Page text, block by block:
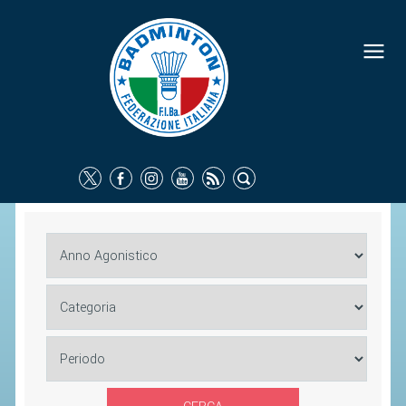
FEDERAZIONE
IDENTITÀ
COMMISSIONI FEDERALI
ORGANI TERRITORIALI
SOCIETÀ SPORTIVE
TUTELA DELLA SALUTE -
COMUNICAZIONE E MARKETING